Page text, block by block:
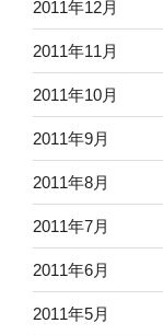
2011年12月
2011年11月
2011年10月
2011年9月
2011年8月
2011年7月
2011年6月
2011年5月